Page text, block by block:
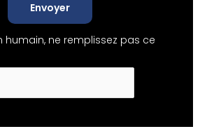
Envoyer
humain, ne remplissez pas ce